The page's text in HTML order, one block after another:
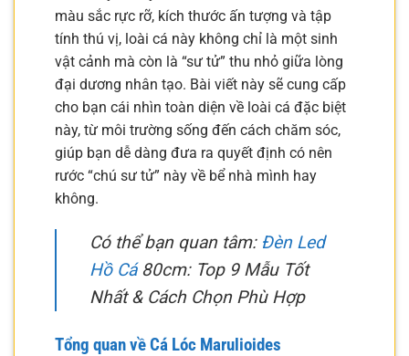
màu sắc rực rỡ, kích thước ấn tượng và tập
tính thú vị, loài cá này không chỉ là một sinh
vật cảnh mà còn là “sư tử” thu nhỏ giữa lòng
đại dương nhân tạo. Bài viết này sẽ cung cấp
cho bạn cái nhìn toàn diện về loài cá đặc biệt
này, từ môi trường sống đến cách chăm sóc,
giúp bạn dễ dàng đưa ra quyết định có nên
rước “chú sư tử” này về bể nhà mình hay
không.
Có thể bạn quan tâm: Đèn Led
Hồ Cá80cm: Top 9 Mẫu Tốt
Nhất & Cách Chọn Phù Hợp
Tổng quan về Cá Lóc Marulioides